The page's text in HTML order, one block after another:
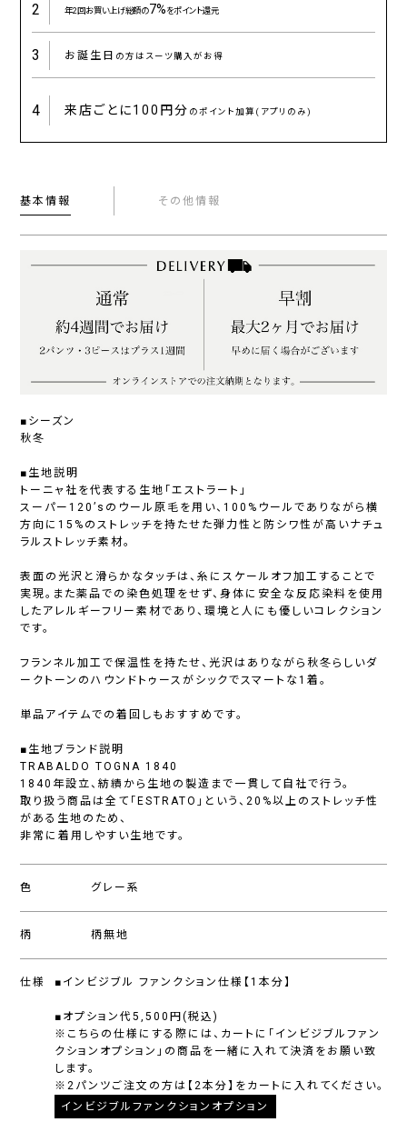
2 年2回お買い上げ総額の7%をポイント還元
3 お誕生日 の方はスーツ購入がお得
4 来店ごとに100円分 のポイント加算(アプリのみ)
基本情報 その他情報
■シーズン
秋冬
■生地説明
トーニャ社を代表する生地「エストラート」
スーパー120’sのウール原毛を用い、100%ウールでありながら横
方向に15%のストレッチを持たせた弾力性と防シワ性が高いナチュ
ラルストレッチ素材。
表面の光沢と滑らかなタッチは、糸にスケールオフ加工することで
実現。また薬品での染色処理をせず、身体に安全な反応染料を使用
したアレルギーフリー素材であり、環境と人にも優しいコレクション
です。
フランネル加工で保温性を持たせ、光沢はありながら秋冬らしいダ
ークトーンのハウンドトゥースがシックでスマートな1着。
単品アイテムでの着回しもおすすめです。
■生地ブランド説明
TRABALDO TOGNA 1840
1840年設立、紡績から生地の製造まで一貫して自社で行う。
取り扱う商品は全て「ESTRATO」という、20%以上のストレッチ性
がある生地のため、
非常に着用しやすい生地です。
色 グレー系
柄 柄無地
仕様 ■インビジブル ファンクション仕様【1本分】
■オプション代5,500円(税込)
※こちらの仕様にする際には、カートに「インビジブルファン
クションオプション」の商品を一緒に入れて決済をお願い致
します。
※2パンツご注文の方は【2本分】をカートに入れてください。
インビジブルファンクションオプション